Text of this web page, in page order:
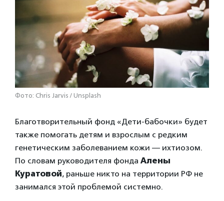
Фото: Chris Jarvis / Unsplash
Благотворительный фонд «Дети-бабочки» будет
также помогать детям и взрослым с редким
генетическим заболеванием кожи — ихтиозом.
По словам руководителя фонда Алены
Куратовой, раньше никто на территории РФ не
занимался этой проблемой системно.